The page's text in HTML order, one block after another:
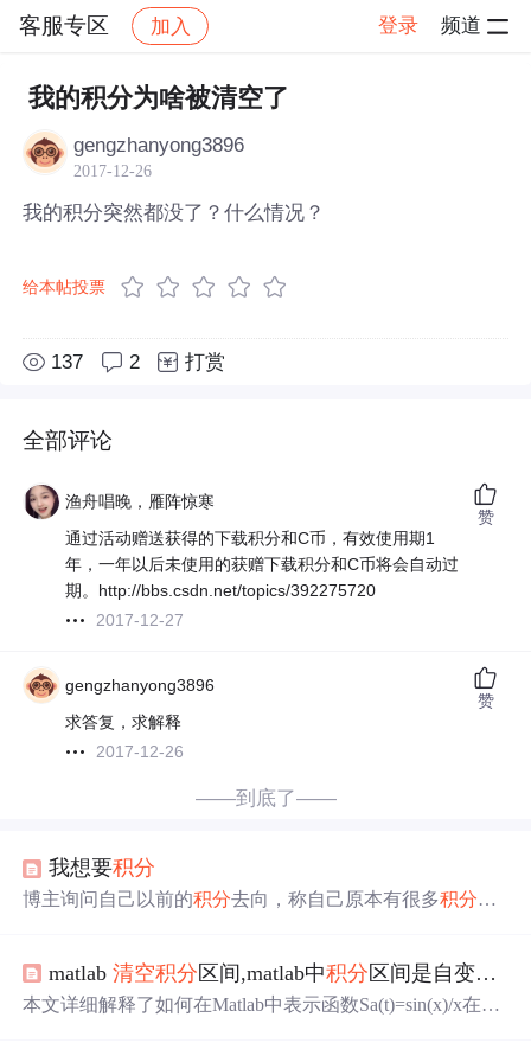
客服专区 加入 登录 频道
社区 客服专区 帖子详情
我的积分为啥被清空了
gengzhanyong3896
2017-12-26
我的积分突然都没了？什么情况？
给本帖投票
137 2 打赏
全部评论
渔舟唱晚，雁阵惊寒
通过活动赠送获得的下载积分和C币，有效使用期1
年，一年以后未使用的获赠下载积分和C币将会自动过
期。http://bbs.csdn.net/topics/392275720
2017-12-27
赞
gengzhanyong3896
求答复，求解释
2017-12-26
赞
——到底了——
我想要积分
博主询问自己以前的积分去向，称自己原本有很多积分，
matlab清空积分区间,matlab中积分区间是自变量的函数，怎么
本文详细解释了如何在Matlab中表示函数Sa(t)=sin(x)/x在x∈